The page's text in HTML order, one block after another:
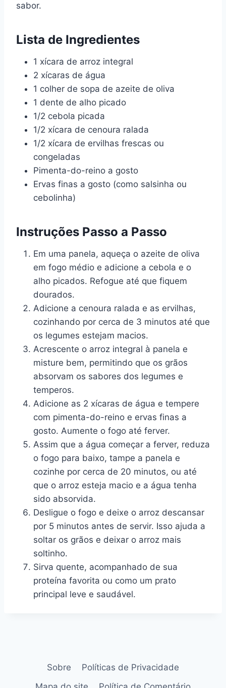
sabor.
Lista de Ingredientes
1 xícara de arroz integral
2 xícaras de água
1 colher de sopa de azeite de oliva
1 dente de alho picado
1/2 cebola picada
1/2 xícara de cenoura ralada
1/2 xícara de ervilhas frescas ou
congeladas
Pimenta-do-reino a gosto
Ervas finas a gosto (como salsinha ou
cebolinha)
Instruções Passo a Passo
Em uma panela, aqueça o azeite de oliva
em fogo médio e adicione a cebola e o
alho picados. Refogue até que fiquem
dourados.
Adicione a cenoura ralada e as ervilhas,
cozinhando por cerca de 3 minutos até que
os legumes estejam macios.
Acrescente o arroz integral à panela e
misture bem, permitindo que os grãos
absorvam os sabores dos legumes e
temperos.
Adicione as 2 xícaras de água e tempere
com pimenta-do-reino e ervas finas a
gosto. Aumente o fogo até ferver.
Assim que a água começar a ferver, reduza
o fogo para baixo, tampe a panela e
cozinhe por cerca de 20 minutos, ou até
que o arroz esteja macio e a água tenha
sido absorvida.
Desligue o fogo e deixe o arroz descansar
por 5 minutos antes de servir. Isso ajuda a
soltar os grãos e deixar o arroz mais
soltinho.
Sirva quente, acompanhado de sua
proteína favorita ou como um prato
principal leve e saudável.
Sobre
Políticas de Privacidade